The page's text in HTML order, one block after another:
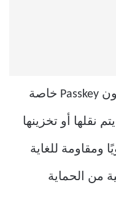
على عكس كلمات المرور ، تكون Passkey خاصة
نقلها أو تخزينها
ومقاومة للغاية
من الحماية